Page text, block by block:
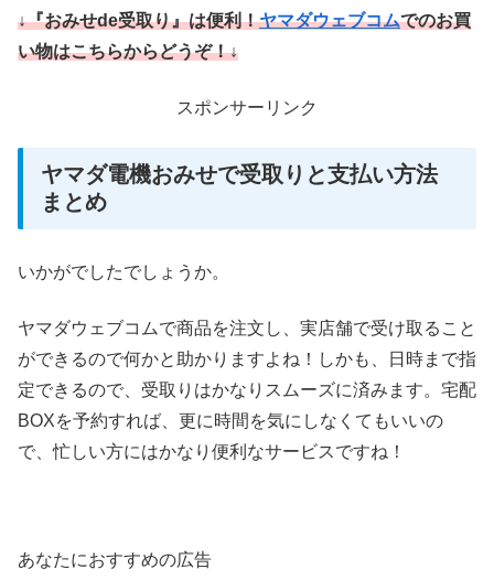
↓『おみせde受取り』は便利！ヤマダウェブコムでのお買
い物はこちらからどうぞ！↓
スポンサーリンク
ヤマダ電機おみせで受取りと支払い方法
まとめ
いかがでしたでしょうか。
ヤマダウェブコムで商品を注文し、実店舗で受け取ること
ができるので何かと助かりますよね！しかも、日時まで指
定できるので、受取りはかなりスムーズに済みます。宅配
BOXを予約すれば、更に時間を気にしなくてもいいの
で、忙しい方にはかなり便利なサービスですね！
あなたにおすすめの広告